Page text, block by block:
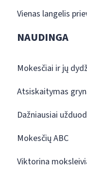
Vienas langelis
NAUDINGA
Mokesčiai ir jų
Atsiskaitymas
Dažniausiai
Mokesčių ABC
Viktorina